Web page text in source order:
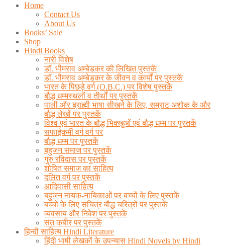
Home
Contact Us
About Us
Books’ Sale
Shop
Hindi Books
नारी विशेष
डॉ. भीमराव अम्बेडकर की लिखित पुस्तकें
डॉ. भीमराव अम्बेडकर के जीवन व कार्यों पर पुस्तकें
भारत के पिछड़े वर्ग (O.B.C.) पर विशेष पुस्तकें
बौद्ध धम्मस्थलों व तीर्थों पर पुस्तकें
पाली और ब्राह्मी भाषा सीखने के लिए, सम्राट अशोक के और
बौद्ध लेखों पर पुस्तकें
विश्व एवं भारत के बौद्ध भिक्खुओं एवं बौद्ध धम्म पर पुस्तकें
सफाईकर्मी वर्ग वर्ग पर
बौद्ध धम्म पर पुस्तकें
बहुजन समाज पर पुस्तकें
गुरु रविदास पर पुस्तकें
शोषित समाज का साहित्य
दलित वर्ग पर पुस्तकें
आदिवासी साहित्य
बहुजन नायक-नायिकाओं पर बच्चों के लिए पुस्तकें
बच्चो के लिए सचित्र बौद्ध चरित्रों पर पुस्तकें
व्यवसाय और निवेश पर पुस्तकें
संत कबीर पर पुस्तकें
हिन्दी साहित्य Hindi Literature
हिंदी भाषी लेखकों के उपन्यास Hindi Novels by Hindi